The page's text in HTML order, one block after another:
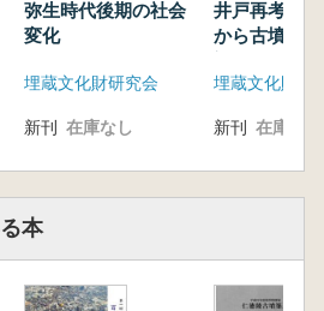
「北部九州における弥生
也 「前郷古墳(竪穴式石
生 「古墳時代前期におけ
治「腕輪形石製品の石材と
弥生時代後期の社会
変化
埋蔵文化財研究会
新刊 在庫なし
井戸再考 弥
から古墳時
埋蔵文化財研
新刊 在庫なし
本